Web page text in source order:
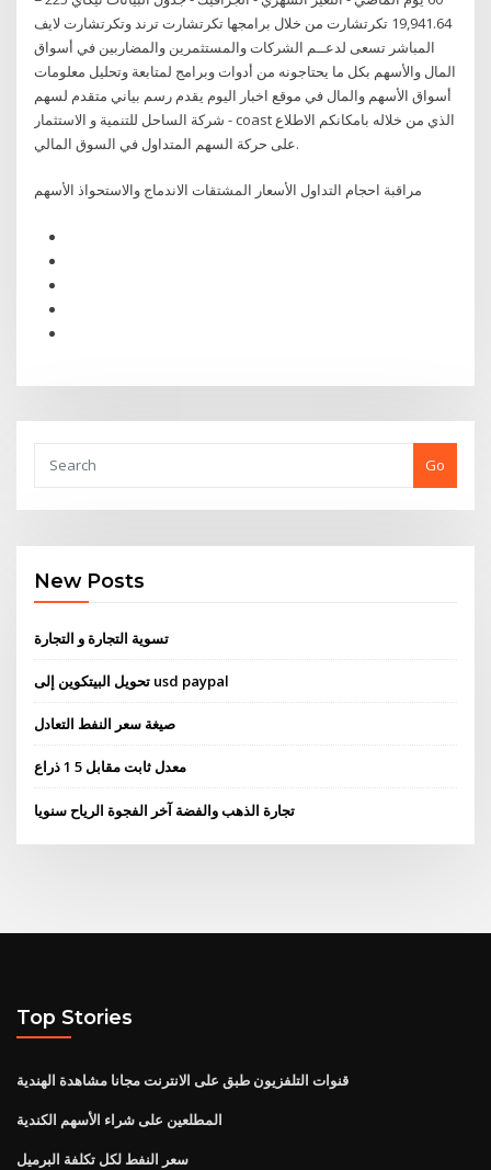
19,941.64 تكرتشارت من خلال برامجها تكرتشارت ترند وتكرتشارت لايف
المباشر تسعى لدعــم الشركات والمستثمرين والمضاربين في أسواق
المال والأسهم بكل ما يحتاجونه من أدوات وبرامج لمتابعة وتحليل معلومات
أسواق الأسهم والمال في موقع اخبار اليوم يقدم رسم بياني متقدم لسهم
شركة الساحل للتنمية و الاستثمار - coast الذي من خلاله بامكانكم الاطلاع
على حركة السهم المتداول في السوق المالي.
مراقبة احجام التداول الأسعار المشتقات الاندماج والاستحواذ الأسهم
Go
New Posts
تسوية التجارة و التجارة
تحويل البيتكوين إلى usd paypal
صيغة سعر النفط التعادل
معدل ثابت مقابل 5 1 ذراع
تجارة الذهب والفضة آخر الفجوة الرياح سنويا
Top Stories
قنوات التلفزيون طبق على الانترنت مجانا مشاهدة الهندية
المطلعين على شراء الأسهم الكندية
سعر النفط لكل تكلفة البرميل